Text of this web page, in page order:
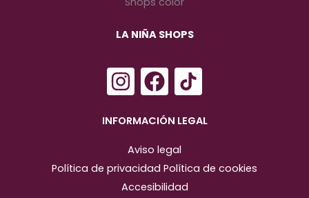
LA NIÑA SHOPS
I
n
s
a
g
F
a
c
e
b
o
INFORMACIÓN LEGAL
Aviso legal
Política de privacidad Política de cookies
Accesibilidad